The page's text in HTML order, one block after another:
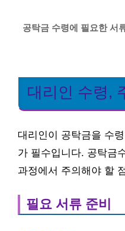
공탁금 수령에 필요한 서
대리인 수령,
대리인이 공탁금을 수
가 필수입니다. 공탁금
과정에서 주의해야 할
필요 서류 준비